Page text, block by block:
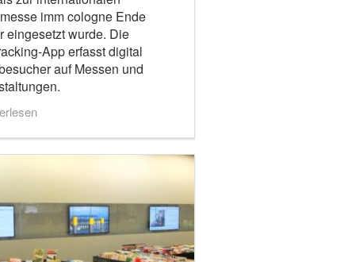
imm cologne Ende
eingesetzt wurde. Die
App erfasst digital
auf Messen und